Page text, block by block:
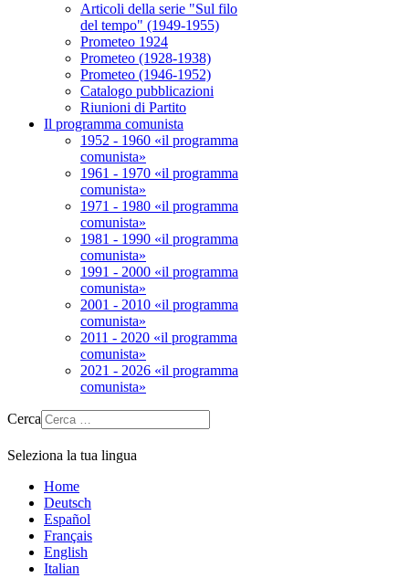
Articoli della serie "Sul filo
del tempo" (1949-1955)
Prometeo 1924
Prometeo (1928-1938)
Prometeo (1946-1952)
Catalogo pubblicazioni
Riunioni di Partito
Il programma comunista
1952 - 1960 «il programma
comunista»
1961 - 1970 «il programma
comunista»
1971 - 1980 «il programma
comunista»
1981 - 1990 «il programma
comunista»
1991 - 2000 «il programma
comunista»
2001 - 2010 «il programma
comunista»
2011 - 2020 «il programma
comunista»
2021 - 2026 «il programma
comunista»
Cerca
Seleziona la tua lingua
Home
Deutsch
Español
Français
English
Italian